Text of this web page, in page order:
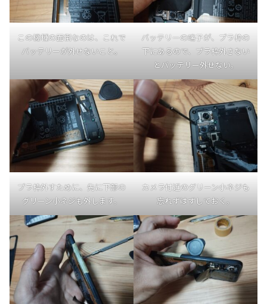
この機種の面倒なのは、これで
バッテリーが外せないこと。
バッテリーの端子が、プラ枠の
下にあるので、プラ枠外さない
とバッテリー外せない。
プラ枠外すために、先に下部の
グリーン小ネジも外します。
カメラ付近のグリーン小ネジも
忘れずはずしておく。